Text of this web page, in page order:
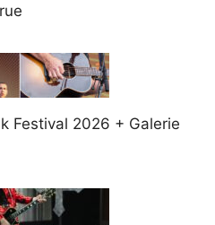
Festival 2026 + Galerie